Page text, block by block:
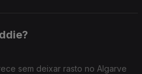
sem deixar rasto no Algarve